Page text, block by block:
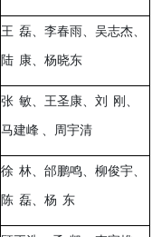
王 磊、李春雨、吴志杰、
陆 康、杨晓东
张 敏、王圣康、刘 刚、
马建峰 、周宇清
徐 林、邰鹏鸣、柳俊宇、
陈 磊、杨 东